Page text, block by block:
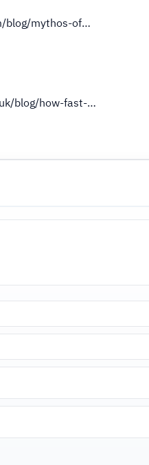
blog/mythos-of…
blog/how-fast-…